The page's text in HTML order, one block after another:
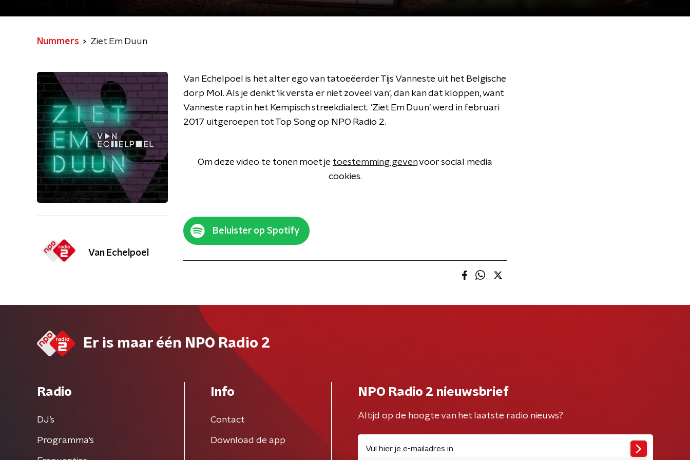
Nummers Ziet Em Duun
Van Echelpoel
Van Echelpoel is het alter ego van tatoeëerder Tijs Vanneste uit het Belgische
dorp Mol. Als je denkt 'ik versta er niet zoveel van', dan kan dat kloppen, want
Vanneste rapt in het Kempisch streekdialect. 'Ziet Em Duun' werd in februari
2017 uitgeroepen tot Top Song op NPO Radio 2.
Om deze video te tonen moet je toestemming gevenvoor social media
cookies.
Beluister op Spotify
Er is maar één NPO Radio 2
Radio
DJ’s
Programma's
Info
Contact
Download de app
NPO Radio 2 nieuwsbrief
Altijd op de hoogte van het laatste radio nieuws?